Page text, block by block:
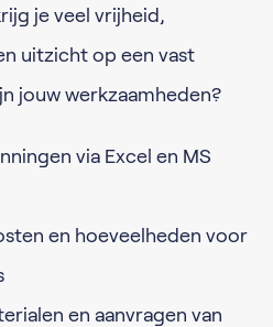
je veel vrijheid,
uitzicht op een vast
jouw werkzaamheden?
via Excel en MS
en hoeveelheden voor
en aanvragen van